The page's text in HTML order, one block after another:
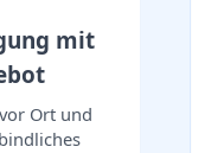
mit
Ort und